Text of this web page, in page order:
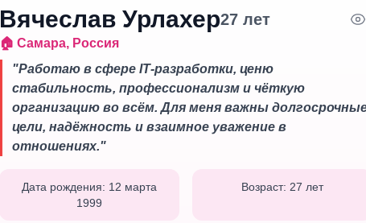
Вячеслав Урлахер27 лет
🏠 Самара, Россия
"Работаю в сфере IT‑разработки, ценю
стабильность, профессионализм и чёткую
организацию во всём. Для меня важны
цели, надёжность и взаимное уважение в
отношениях."
Дата рождения: 12 марта
1999
Возраст: 27 лет